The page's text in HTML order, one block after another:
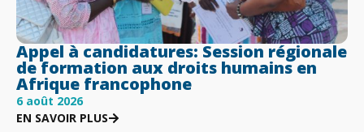
Appel à candidatures: Session régionale
de formation aux droits humains en
Afrique francophone
6 août 2026
EN SAVOIR PLUS